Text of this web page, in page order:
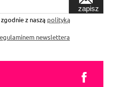
zapisz
z naszą polityką
newslettera